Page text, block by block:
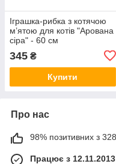
Іграшка-рибка з котячою
м’ятою для котів "Арована
сіра" - 60 см
345 ₴
Купити
Про нас
98% позитивних з 328
Працює з 12.11.2013